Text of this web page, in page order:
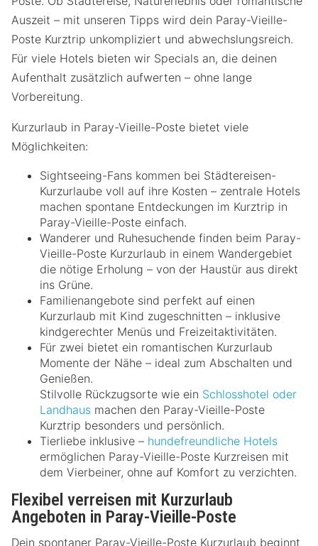
Auszeit – mit unseren Tipps wird dein Paray-Vieille-
Poste Kurztrip unkompliziert und abwechslungsreich.
Für viele Hotels bieten wir Specials an, die deinen
Aufenthalt zusätzlich aufwerten – ohne lange
Vorbereitung.
Kurzurlaub in Paray-Vieille-Poste bietet viele
Möglichkeiten:
Sightseeing-Fans kommen bei Städtereisen-
Kurzurlaube voll auf ihre Kosten – zentrale Hotels
machen spontane Entdeckungen im Kurztrip in
Paray-Vieille-Poste einfach.
Wanderer und Ruhesuchende finden beim Paray-
Vieille-Poste Kurzurlaub in einem Wandergebiet
die nötige Erholung – von der Haustür aus direkt
ins Grüne.
Familienangebote sind perfekt auf einen
Kurzurlaub mit Kind zugeschnitten – inklusive
kindgerechter Menüs und Freizeitaktivitäten.
Für zwei bietet ein romantischen Kurzurlaub
Momente der Nähe – ideal zum Abschalten und
Genießen.
Stilvolle Rückzugsorte wie ein Schlosshotel oder
Landhaus machen den Paray-Vieille-Poste
Kurztrip besonders und persönlich.
Tierliebe inklusive – hundefreundliche Hotels
ermöglichen Paray-Vieille-Poste Kurzreisen mit
dem Vierbeiner, ohne auf Komfort zu verzichten.
Flexibel verreisen mit Kurzurlaub
Angeboten in Paray-Vieille-Poste
Dein spontaner Paray-Vieille-Poste Kurzurlaub beginnt